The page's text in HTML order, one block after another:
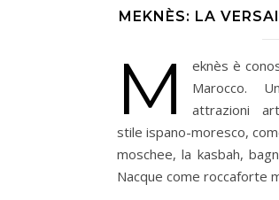
MEKNÈS: LA
M
eknès è
Marocco.
attrazioni
stile ispano-moresco,
moschee, la kasbah,
Nacque come roccaforte